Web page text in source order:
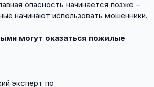
опасность начинается позже –
начинают использовать мошенники.
могут оказаться пожилые
эксперт по